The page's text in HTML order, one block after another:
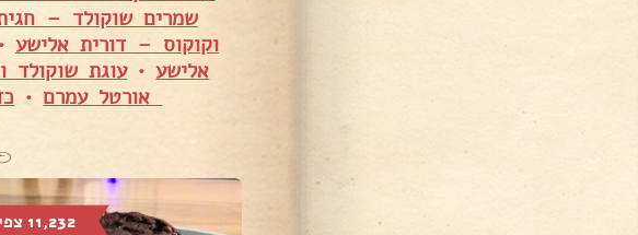
שמרים שוקולד –
וקוקוס – דורית אלישע •
אלישע•עוגת
אורטל עמרם•
11,232 צפיות